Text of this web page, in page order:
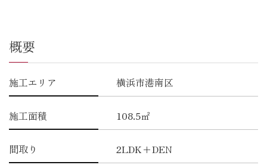
概要
施工エリア 横浜市港南区
施工面積 108.5㎡
間取り 2LDK+DEN